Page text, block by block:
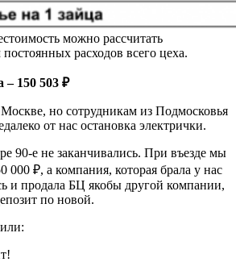
можно рассчитать
постоянных расходов всего цеха.
– 150 503 ₽
но сотрудникам из Подмосковья
от нас остановка электрички.
90-е не заканчивались. При въезде мы
000 ₽, а компания, которая брала у нас
и продала БЦ якобы другой компании,
по новой.